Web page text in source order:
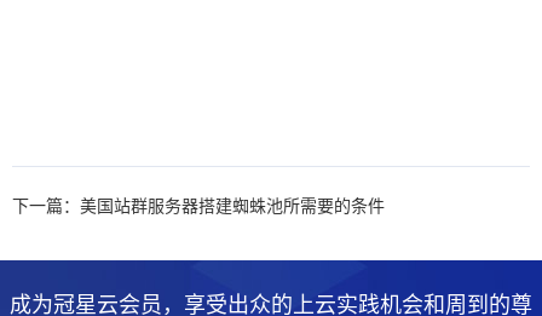
下一篇：美国站群服务器搭建蜘蛛池所需要的条件
成为冠星云会员，享受出众的上云实践机会和周到的尊